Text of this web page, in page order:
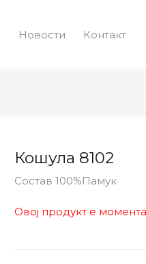
Новости Контакт
Кошула 8102
Состав 100%Памук
Овој продукт е